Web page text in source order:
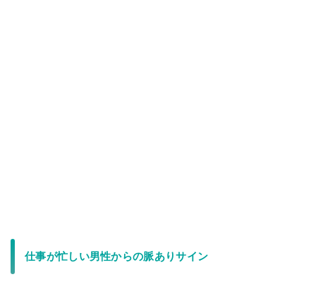
仕事が忙しい男性からの脈ありサイン